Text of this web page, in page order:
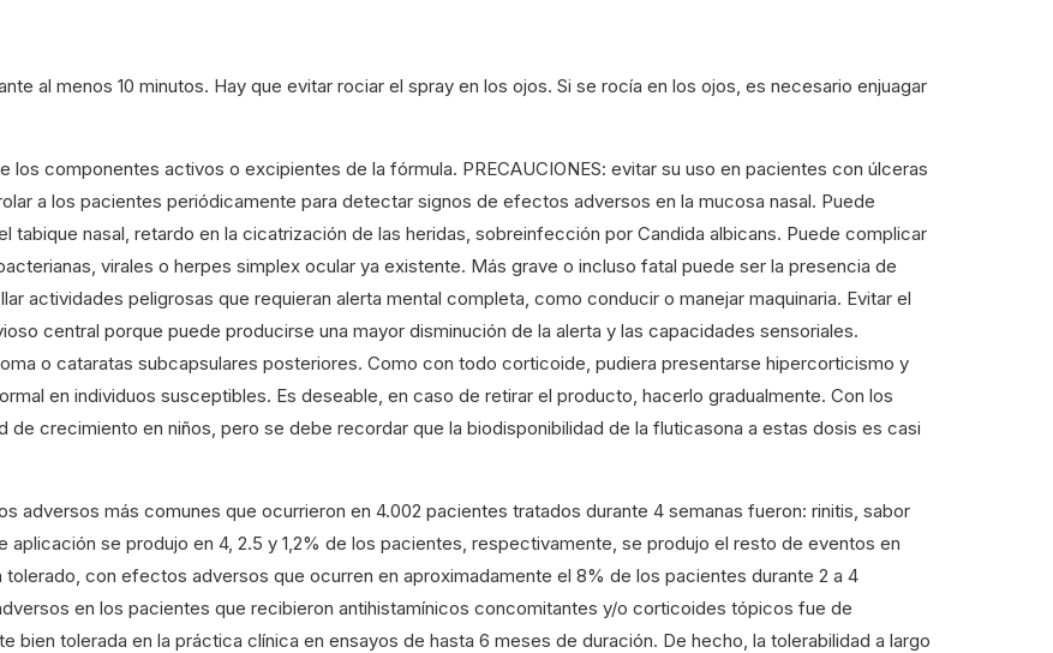
al menos 10 minutos. Hay que evitar rociar el spray en los ojos. Si se rocía en los ojos, es necesario enjuagar
los componentes activos o excipientes de la fórmula. PRECAUCIONES: evitar su uso en pacientes con úlceras
a los pacientes periódicamente para detectar signos de efectos adversos en la mucosa nasal. Puede
tabique nasal, retardo en la cicatrización de las heridas, sobreinfección por Candida albicans. Puede complicar
virales o herpes simplex ocular ya existente. Más grave o incluso fatal puede ser la presencia de
actividades peligrosas que requieran alerta mental completa, como conducir o manejar maquinaria. Evitar el
central porque puede producirse una mayor disminución de la alerta y las capacidades sensoriales.
o cataratas subcapsulares posteriores. Como con todo corticoide, pudiera presentarse hipercorticismo y
en individuos susceptibles. Es deseable, en caso de retirar el producto, hacerlo gradualmente. Con los
crecimiento en niños, pero se debe recordar que la biodisponibilidad de la fluticasona a estas dosis es casi
adversos más comunes que ocurrieron en 4.002 pacientes tratados durante 4 semanas fueron: rinitis, sabor
se produjo en 4, 2.5 y 1,2% de los pacientes, respectivamente, se produjo el resto de eventos en
con efectos adversos que ocurren en aproximadamente el 8% de los pacientes durante 2 a 4
en los pacientes que recibieron antihistamínicos concomitantes y/o corticoides tópicos fue de
bien tolerada en la práctica clínica en ensayos de hasta 6 meses de duración. De hecho, la tolerabilidad a largo